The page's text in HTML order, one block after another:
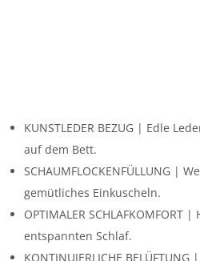
KUNSTLEDER BEZUG | Edle
auf dem Bett.
SCHAUMFLOCKENFÜLLUNG |
gemütliches Einkuscheln.
OPTIMALER
entspannten Schlaf.
KONTINUIERLICHE